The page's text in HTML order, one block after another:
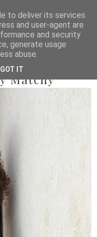
Matchy
to deliver its services
and user-agent are
and security
generate usage
abuse.
GOT IT